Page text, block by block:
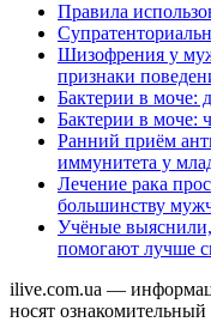
Правила
Шизофрения у
признаки
Бактерии в моче:
Бактерии в моче:
Ранний приём
иммунитета у
Лечение рака
большинству
Учёные
помогают лучше
ilive.com.ua —
носят